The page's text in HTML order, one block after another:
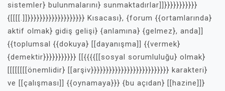
sistemler} bulunmalarını} sunmaktadırlar]]}}}}}}}}}}}
{[[[[.]]}}}}}}}}}}}}}}}}}}} Kısacası}, {forum {{ortamlarında}
aktif olmak} gidiş gelişi} {anlamına} {gelmez}, anda]]
{{toplumsal {{dokuya} [[dayanışma]] {{vermek}
{demektir}}}}}}}}}}} [[{{{{[[sosyal sorumluluğu} olmak}
[[[[[[[[önemlidir} [[arşiv}}}}}}}}}}}}}}}}}}}}}}}}}} karakteri}
ve [[çalışması]] {{oynamaya}}} {bu açıdan} [[hazine]]}